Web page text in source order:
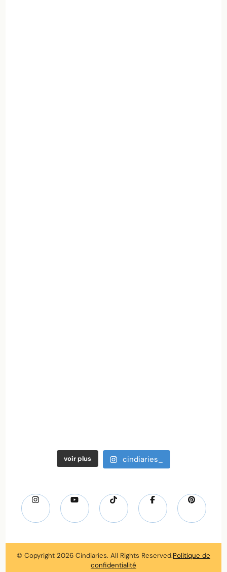
voir plus cindiaries_
© Copyright 2026 Cindiaries. All Rights Reserved.Politique de
confidentialité